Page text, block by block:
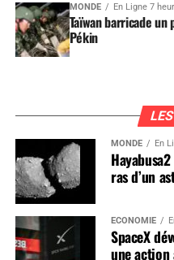
MONDE En Ligne 7
Taïwan barricade
Pékin
MONDE En
ras d’un
ÉCONOMIE
SpaceX
une